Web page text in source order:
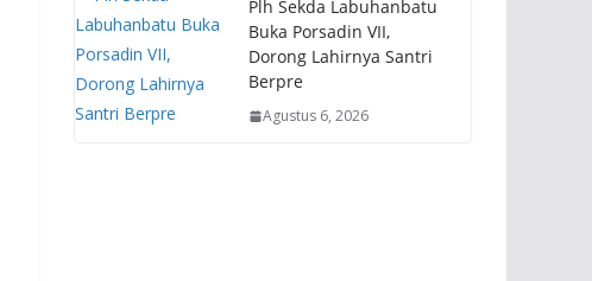
Plh Sekda Labuhanbatu
Buka Porsadin VII,
Dorong Lahirnya Santri
Berpre
Agustus 6, 2026